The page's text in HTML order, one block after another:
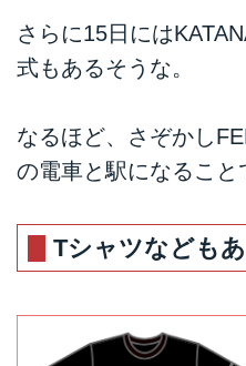
さらに15日には
式もあるそうな。
なるほど、さぞかし
の電車と駅になること
Tシャツなども